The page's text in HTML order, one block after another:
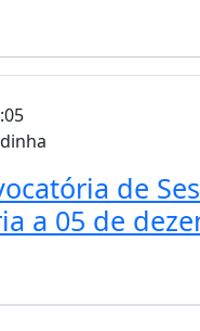
de
a 05 de